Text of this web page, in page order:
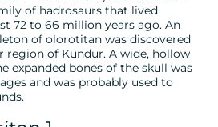
of hadrosaurs that lived
72 to 66 million years ago. An
of olorotitan was discovered
region of Kundur. A wide, hollow
expanded bones of the skull was
and was probably used to